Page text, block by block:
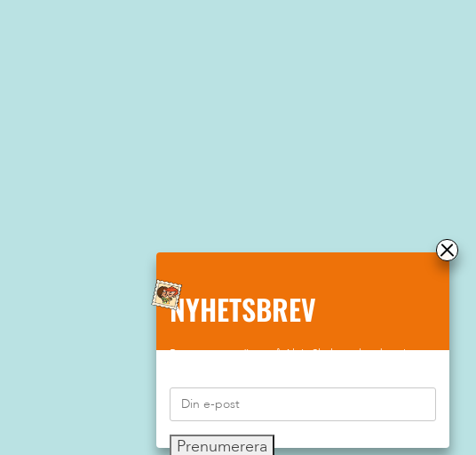
NYHETSBREV
Prenumerera gärna på Aktiv Skolas nyhetsbrev!
Prenumerera